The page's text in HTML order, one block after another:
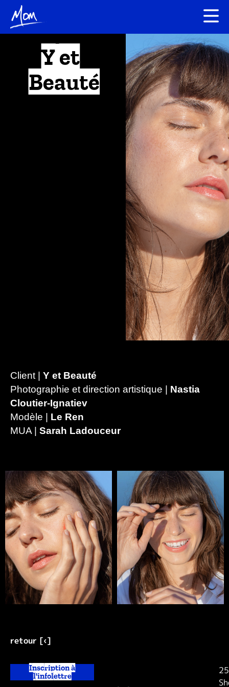
Y et
Beauté
Client | Y et Beauté
Photographie et direction artistique | Nastia
Cloutier-Ignatiev
Modèle | Le Ren
MUA | Sarah Ladouceur
retour [‹]
Inscription à
l'infolettre